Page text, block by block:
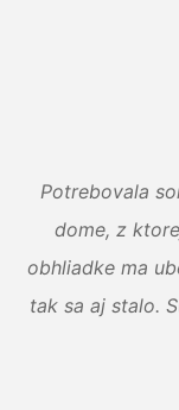
Potrebovala
dome, z
obhliadke ma
tak sa aj stalo.